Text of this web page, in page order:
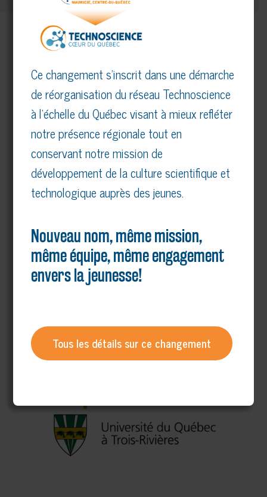
PARTENAIRES MAJEURS
Voir tous nos partenaires
Ce changement s’inscrit dans une démarche
de réorganisation du réseau Technoscience
à l’échelle du Québec visant à mieux refléter
notre présence régionale tout en
conservant notre mission de
développement de la culture scientifique et
technologique auprès des jeunes.
Nouveau nom, même mission,
même équipe, même engagement
envers la jeunesse!
Tous les détails sur ce changement